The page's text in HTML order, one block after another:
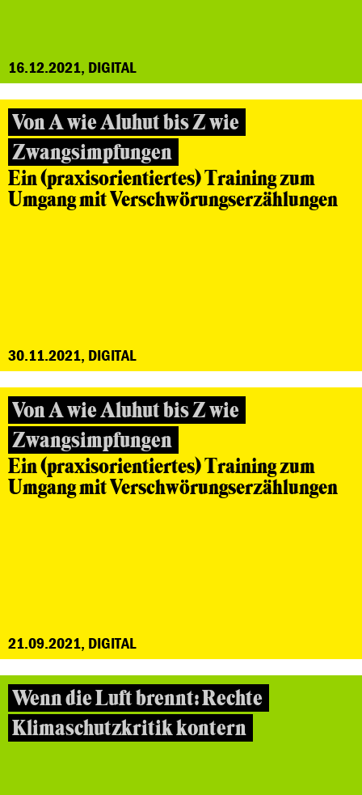
16.12.2021, DIGITAL
Von A wie Aluhut bis Z wie
Zwangsimpfungen
Ein (praxisorientiertes) Training zum
Umgang mit Verschwörungserzählungen
30.11.2021, DIGITAL
Von A wie Aluhut bis Z wie
Zwangsimpfungen
Ein (praxisorientiertes) Training zum
Umgang mit Verschwörungserzählungen
21.09.2021, DIGITAL
Wenn die Luft brennt: Rechte
Klimaschutzkritik kontern